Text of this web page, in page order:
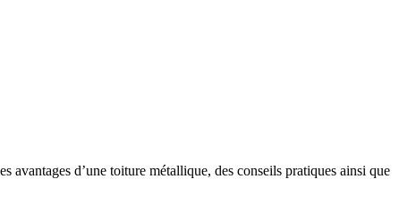
d’une toiture métallique, des conseils pratiques ainsi que